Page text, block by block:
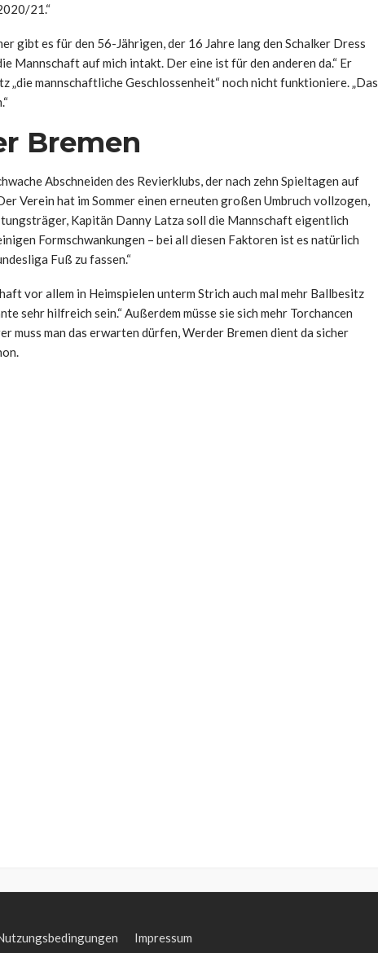
21.“
gibt es für den 56-Jährigen, der 16 Jahre lang den Schalker Dress
Mannschaft auf mich intakt. Der eine ist für den anderen da.“ Er
„die mannschaftliche Geschlossenheit“ noch nicht funktioniere. „Das
Bremen
Abschneiden des Revierklubs, der nach zehn Spieltagen auf
Verein hat im Sommer einen erneuten großen Umbruch vollzogen,
Kapitän Danny Latza soll die Mannschaft eigentlich
Formschwankungen – bei all diesen Faktoren ist es natürlich
Fuß zu fassen.“
vor allem in Heimspielen unterm Strich auch mal mehr Ballbesitz
sehr hilfreich sein.“ Außerdem müsse sie sich mehr Torchancen
muss man das erwarten dürfen, Werder Bremen dient da sicher
Impressum